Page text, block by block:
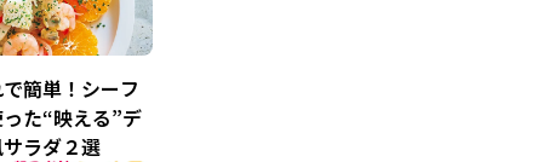
簡単！シーフ
た“映える”デ
ラダ２選